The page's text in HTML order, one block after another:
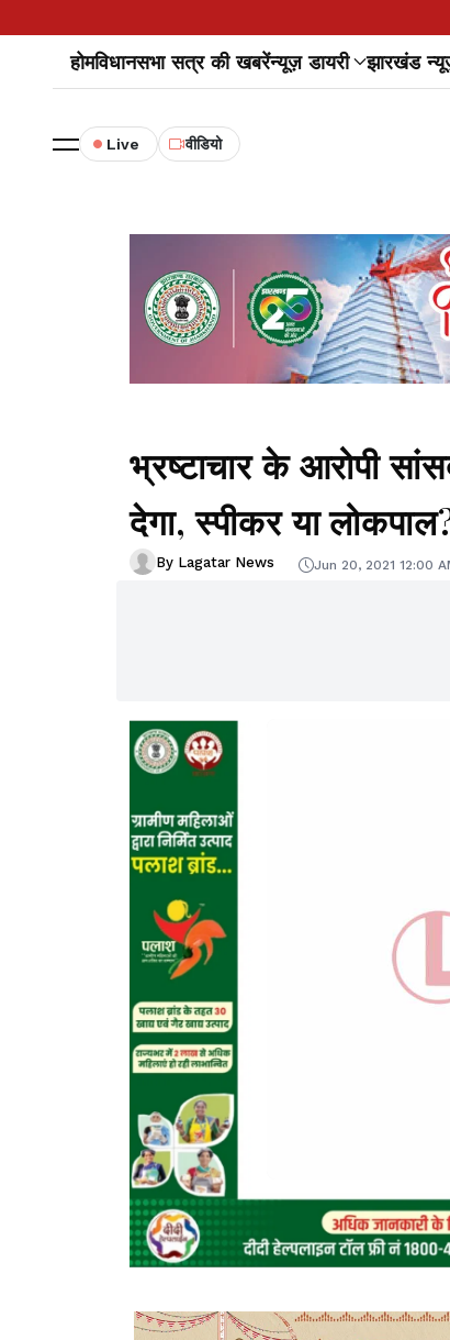
होमविधानसभा सत्र की खबरेंन्यूज़ डायरी झारखंड
Live वीडियो
भ्रष्टाचार के आरोपी
देगा, स्पीकर या
By Lagatar News Jun 20, 2021 12:00